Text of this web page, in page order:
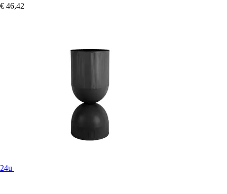
€ 46,42
24u